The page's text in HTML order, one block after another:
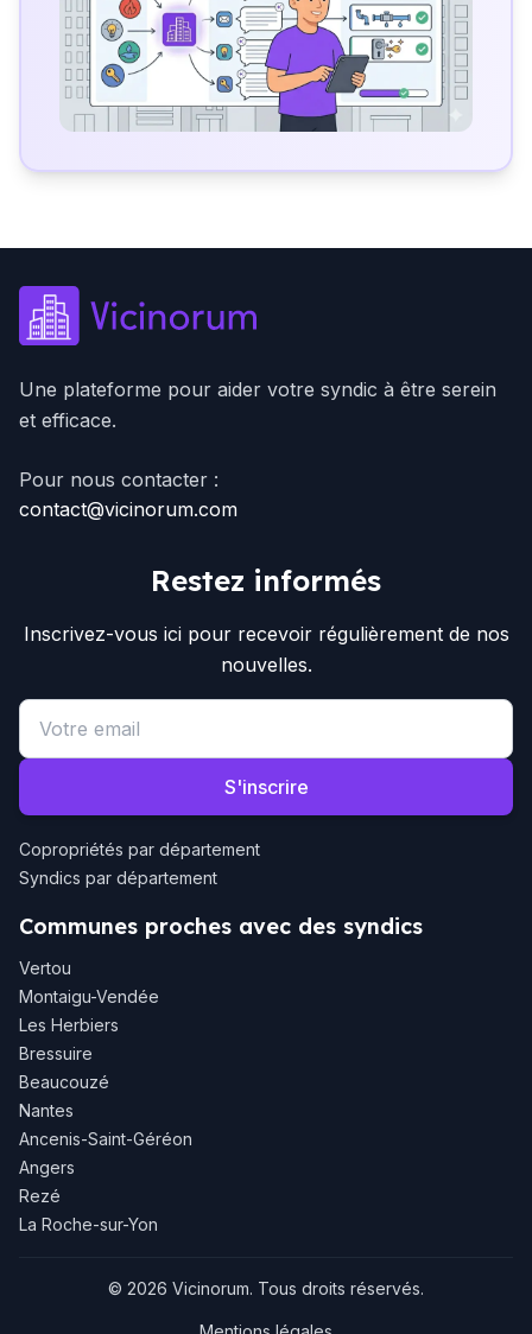
Une plateforme pour aider votre syndic à être serein
et efficace.
Pour nous contacter :
contact@vicinorum.com
Restez informés
Inscrivez-vous ici pour recevoir régulièrement de nos
nouvelles.
Email address
S'inscrire
Copropriétés par département
Syndics par département
Communes proches avec des syndics
Vertou
Montaigu-Vendée
Les Herbiers
Bressuire
Beaucouzé
Nantes
Ancenis-Saint-Géréon
Angers
Rezé
La Roche-sur-Yon
© 2026 Vicinorum. Tous droits réservés.